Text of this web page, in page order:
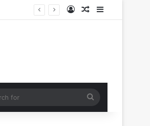
Log InRandom Article
Sidebar
for